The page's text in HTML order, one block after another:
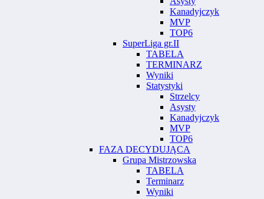
Kanadyjczyk
MVP
TOP6
SuperLiga gr.II
TABELA
TERMINARZ
Wyniki
Statystyki
Strzelcy
Asysty
Kanadyjczyk
MVP
TOP6
FAZA DECYDUJĄCA
Grupa Mistrzowska
TABELA
Terminarz
Wyniki